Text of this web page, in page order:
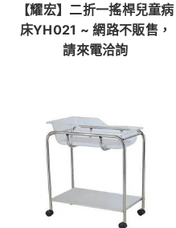
【耀宏】二折一搖桿兒童病
床YH021 ~ 網路不販售，
請來電洽詢